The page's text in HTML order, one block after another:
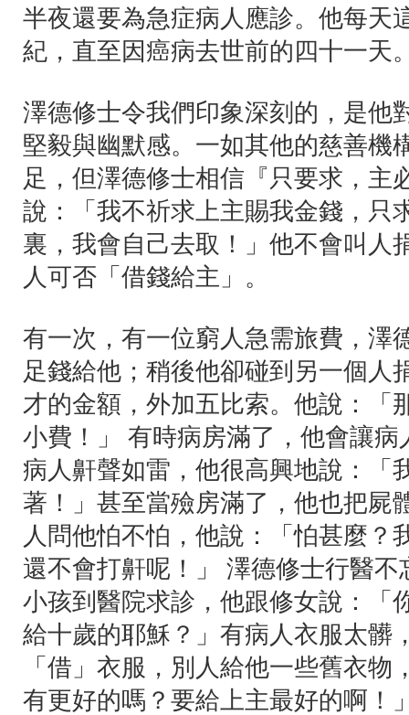
半夜還要為急症病人應診。他每天
紀，直至因癌病去世前的四十一天
澤德修士令我們印象深刻的，是他
堅毅與幽默感。一如其他的慈善機
足，但澤德修士相信『只要求，主
說：「我不祈求上主賜我金錢，只
裏，我會自己去取！」他不會叫人
人可否「借錢給主」。
有一次，有一位窮人急需旅費，澤
足錢給他；稍後他卻碰到另一個人
才的金額，外加五比索。他說：「
小費！」 有時病房滿了，他會讓
病人鼾聲如雷，他很高興地說：「
著！」甚至當殮房滿了，他也把屍
人問他怕不怕，他說：「怕甚麼？
還不會打鼾呢！」 澤德修士行醫
小孩到醫院求診，他跟修女說：「
給十歲的耶穌？」有病人衣服太髒
「借」衣服，別人給他一些舊衣物
有更好的嗎？要給上主最好的啊！